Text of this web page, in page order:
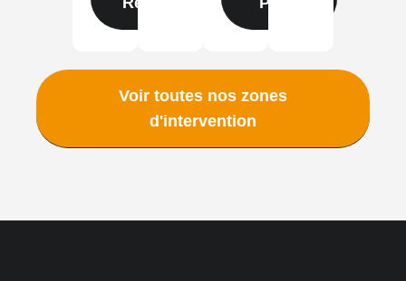
Voir toutes nos zones
d'intervention